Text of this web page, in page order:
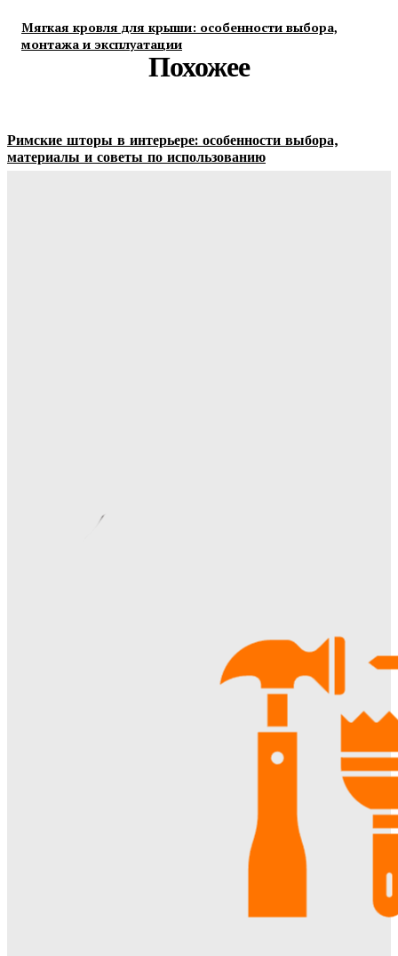
Мягкая кровля для крыши: особенности выбора,
монтажа и эксплуатации
Похожее
Римские шторы в интерьере: особенности выбора,
материалы и советы по использованию